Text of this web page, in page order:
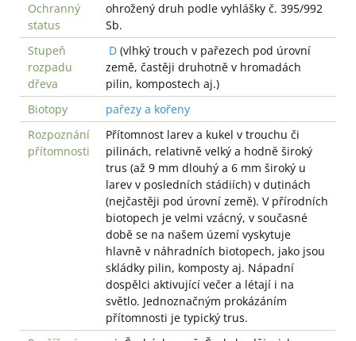
Ochranný
status
ohrožený druh podle vyhlášky č. 395/992
Sb.
Stupeň
rozpadu
dřeva
D (vlhký trouch v pařezech pod úrovní
země, častěji druhotně v hromadách
pilin, kompostech aj.)
Biotopy
pařezy a kořeny
Rozpoznání
přítomnosti
Přítomnost larev a kukel v trouchu či
pilinách, relativně velký a hodně široký
trus (až 9 mm dlouhý a 6 mm široký u
larev v posledních stádiích) v dutinách
(nejčastěji pod úrovní země). V přírodních
biotopech je velmi vzácný, v současné
době se na našem území vyskytuje
hlavně v náhradních biotopech, jako jsou
skládky pilin, komposty aj. Nápadní
dospělci aktivující večer a létají i na
světlo. Jednoznačným prokázáním
přítomnosti je typický trus.